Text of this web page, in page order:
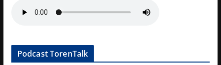
Podcast TorenTalk